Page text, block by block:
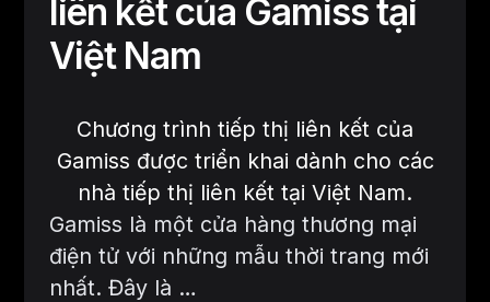
liên kết của Gamiss tại
Việt Nam
Chương trình tiếp thị liên kết của
Gamiss được triển khai dành cho các
nhà tiếp thị liên kết tại Việt Nam.
Gamiss là một cửa hàng thương mại
điện tử với những mẫu thời trang mới
nhất. Đây là …